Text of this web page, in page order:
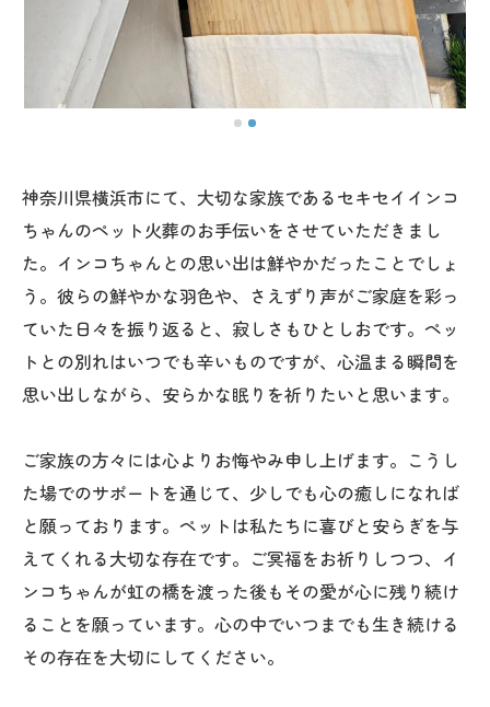
神奈川県横浜市にて、大切な家族であるセキセイインコ
ちゃんのペット火葬のお手伝いをさせていただきまし
た。インコちゃんとの思い出は鮮やかだったことでしょ
う。彼らの鮮やかな羽色や、さえずり声がご家庭を彩っ
ていた日々を振り返ると、寂しさもひとしおです。ペッ
トとの別れはいつでも辛いものですが、心温まる瞬間を
思い出しながら、安らかな眠りを祈りたいと思います。
ご家族の方々には心よりお悔やみ申し上げます。こうし
た場でのサポートを通じて、少しでも心の癒しになれば
と願っております。ペットは私たちに喜びと安らぎを与
えてくれる大切な存在です。ご冥福をお祈りしつつ、イ
ンコちゃんが虹の橋を渡った後もその愛が心に残り続け
ることを願っています。心の中でいつまでも生き続ける
その存在を大切にしてください。